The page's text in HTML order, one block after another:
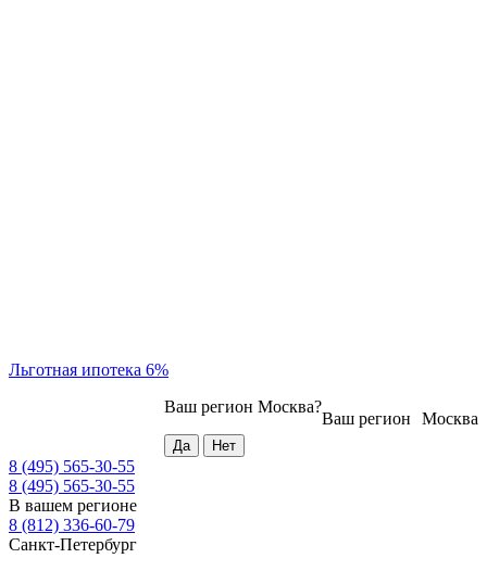
Льготная ипотека 6%
Москва
Ваш регион
Ваш регион Москва?
8 (495) 565-30-55
8 (495) 565-30-55
В вашем регионе
8 (812) 336-60-79
Санкт-Петербург